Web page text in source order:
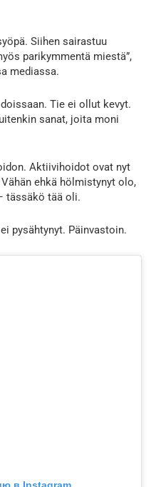
Siihen sairastuu
parikymmentä miestä”,
mediassa.
Tie ei ollut kevyt.
sanat, joita moni
Aktiivihoidot ovat nyt
ehkä hölmistynyt olo,
tässäkö tää oli.
pysähtynyt. Päinvastoin.